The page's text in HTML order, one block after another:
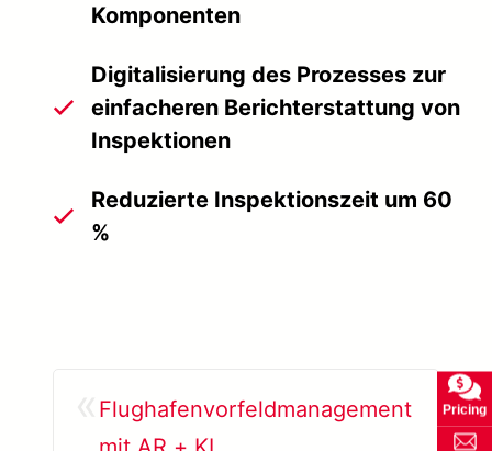
Komponenten
Digitalisierung des Prozesses zur
einfacheren Berichterstattung von
Inspektionen
Reduzierte Inspektionszeit um 60
%
Flughafenvorfeldmanagement
Pricing